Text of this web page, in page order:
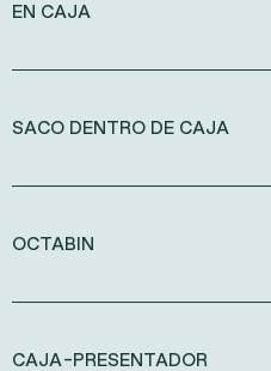
EN CAJA
SACO DENTRO DE CAJA
OCTABIN
CAJA-PRESENTADOR